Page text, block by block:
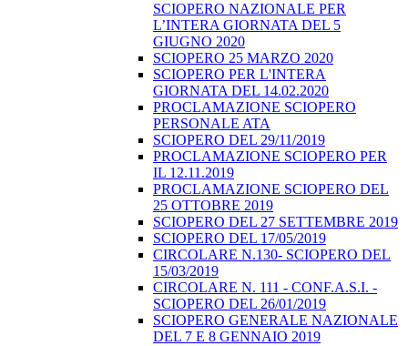
SCIOPERO NAZIONALE PER
L’INTERA GIORNATA DEL 5
GIUGNO 2020
SCIOPERO 25 MARZO 2020
SCIOPERO PER L'INTERA
GIORNATA DEL 14.02.2020
PROCLAMAZIONE SCIOPERO
PERSONALE ATA
SCIOPERO DEL 29/11/2019
PROCLAMAZIONE SCIOPERO PER
IL 12.11.2019
PROCLAMAZIONE SCIOPERO DEL
25 OTTOBRE 2019
SCIOPERO DEL 27 SETTEMBRE 2019
SCIOPERO DEL 17/05/2019
CIRCOLARE N.130- SCIOPERO DEL
15/03/2019
CIRCOLARE N. 111 - CONF.A.S.I. -
SCIOPERO DEL 26/01/2019
SCIOPERO GENERALE NAZIONALE
DEL 7 E 8 GENNAIO 2019